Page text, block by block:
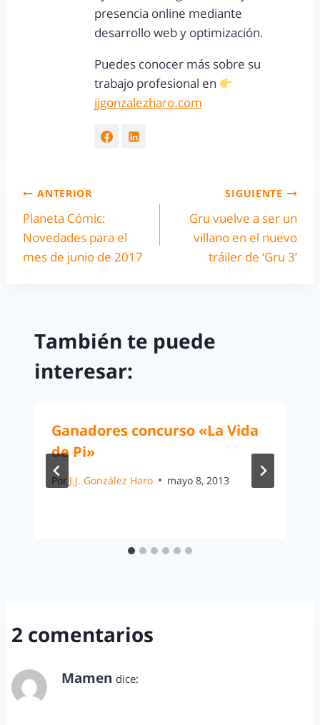
presencia online mediante
desarrollo web y optimización.
Puedes conocer más sobre su
trabajo profesional en
jjgonzalezharo.com
ANTERIOR
Planeta Cómic:
Novedades para el
mes de junio de 2017
SIGUIENTE
Gru vuelve a ser un
villano en el nuevo
tráiler de ‘Gru 3’
También te puede
interesar:
Ganadores concurso «La Vida
de Pi»
Por J.J. González Haro mayo 8, 2013
2 comentarios
Mamen dice: